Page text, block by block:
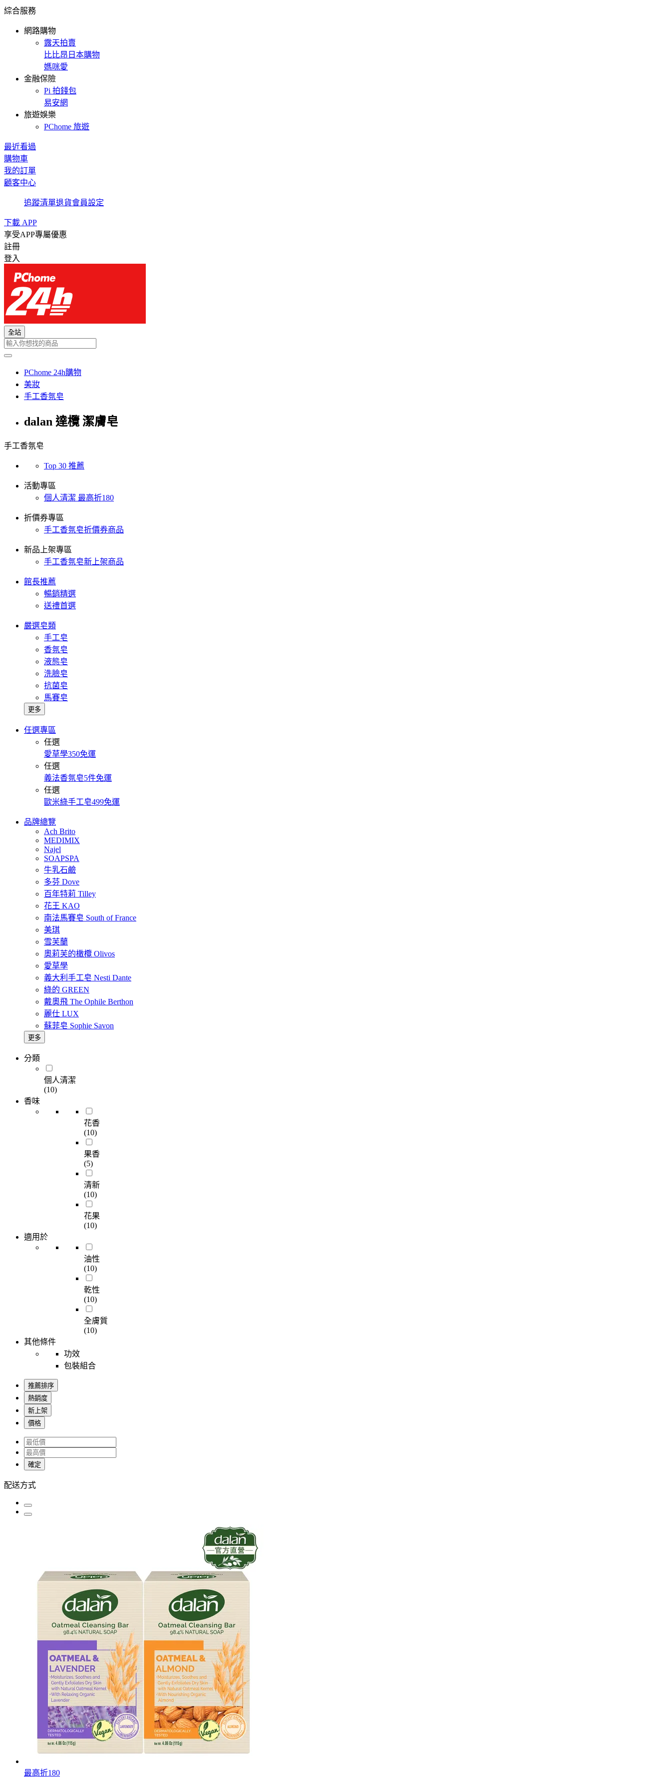
綜合服務
網路購物
露天拍賣
比比昂日本購物
媽咪愛
金融保險
Pi 拍錢包
易安網
旅遊娛樂
PChome 旅遊
最近看過
購物車
我的訂單
顧客中心
追蹤清單退貨會員設定
下載 APP
享受APP專屬優惠
註冊
登入
全站
PChome 24h購物
美妝
手工香氛皂
dalan 達欖 潔膚皂
手工香氛皂
Top 30 推薦
活動專區
個人清潔 最高折180
折價券專區
手工香氛皂折價券商品
新品上架專區
手工香氛皂新上架商品
館長推薦
暢銷精選
送禮首選
嚴選皂類
手工皂
香氛皂
液態皂
洗臉皂
抗菌皂
馬賽皂
更多
任選專區
任選
愛草學350免運
任選
義法香氛皂5件免運
任選
歐米綠手工皂499免運
品牌總覽
Ach Brito
MEDIMIX
Najel
SOAPSPA
牛乳石鹼
多芬 Dove
百年特莉 Tilley
花王 KAO
南法馬賽皂 South of France
美琪
雪芙蘭
奧莉芙的橄欖 Olivos
愛草學
義大利手工皂 Nesti Dante
綠的 GREEN
戴奧飛 The Ophile Berthon
麗仕 LUX
蘇菲皂 Sophie Savon
更多
分類
個人清潔
(10)
香味
花香
(10)
果香
(5)
清新
(10)
花果
(10)
適用於
油性
(10)
乾性
(10)
全膚質
(10)
其他條件
功效
包裝組合
推薦排序
熱銷度
新上架
價格
確定
配送方式
最高折180